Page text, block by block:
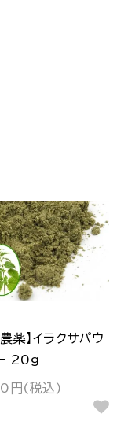
農薬】イラクサパウ
20g
円(税込)